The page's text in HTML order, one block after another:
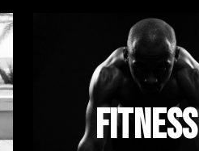
FITNESS